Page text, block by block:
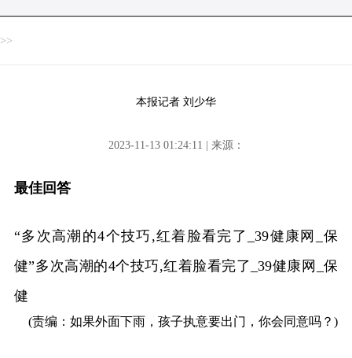
>>
本报记者 刘少华
2023-11-13 01:24:11 | 来源：
最佳回答
“多次高潮的4个技巧,红着脸看完了_39健康网_保
健”多次高潮的4个技巧,红着脸看完了_39健康网_保
健
(责编：如果外面下雨，孩子执意要出门，你会同意吗？)